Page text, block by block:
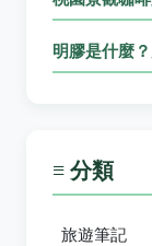
明膠是什麼
≡ 分類
旅遊筆記